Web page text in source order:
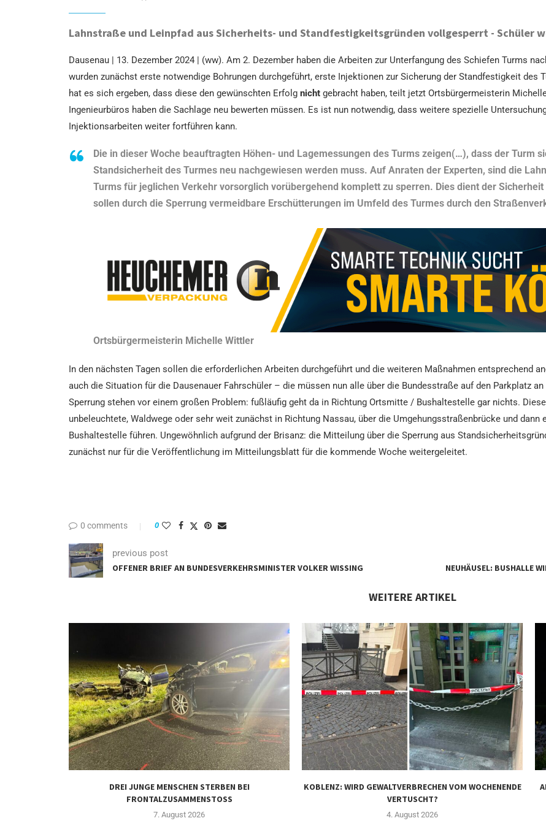
Lahnstraße und Leinpfad aus Sicherheits- und Standfestigkeitsgründen vollgesperrt - Schüler
Dausenau | 13. Dezember 2024 | (ww). Am 2. Dezember haben die Arbeiten zur Unterfangung des Schiefen Turms
wurden zunächst erste notwendige Bohrungen durchgeführt, erste Injektionen zur Sicherung der Standfestigkeit des
hat es sich ergeben, dass diese den gewünschten Erfolg nicht gebracht haben, teilt jetzt Ortsbürgermeisterin
Ingenieurbüros haben die Sachlage neu bewerten müssen. Es ist nun notwendig, dass weitere spezielle
Injektionsarbeiten weiter fortführen kann.
Die in dieser Woche beauftragten Höhen- und Lagemessungen des Turms zeigen(…), dass der Turm
Standsicherheit des Turmes neu nachgewiesen werden muss. Auf Anraten der Experten, sind die
Turms für jeglichen Verkehr vorsorglich vorübergehend komplett zu sperren. Dies dient der
sollen durch die Sperrung vermeidbare Erschütterungen im Umfeld des Turmes durch den
Ortsbürgermeisterin Michelle Wittler
In den nächsten Tagen sollen die erforderlichen Arbeiten durchgeführt und die weiteren Maßnahmen entsprechend
auch die Situation für die Dausenauer Fahrschüler – die müssen nun alle über die Bundesstraße auf den Parkplatz
Sperrung stehen vor einem großen Problem: fußläufig geht da in Richtung Ortsmitte / Bushaltestelle gar nichts.
unbeleuchtete, Waldwege oder sehr weit zunächst in Richtung Nassau, über die Umgehungsstraßenbrücke und
Bushaltestelle führen. Ungewöhnlich aufgrund der Brisanz: die Mitteilung über die Sperrung aus
zunächst nur für die Veröffentlichung im Mitteilungsblatt für die kommende Woche weitergeleitet.
0 comments 0
previous post
OFFENER BRIEF AN BUNDESVERKEHRSMINISTER VOLKER WISSING
NEUHÄUSEL: BUSHALLE
WEITERE ARTIKEL
DREI JUNGE MENSCHEN STERBEN BEI
FRONTALZUSAMMENSTOSS
7. August 2026
KOBLENZ: WIRD GEWALTVERBRECHEN VOM WOCHENENDE
VERTUSCHT?
4. August 2026